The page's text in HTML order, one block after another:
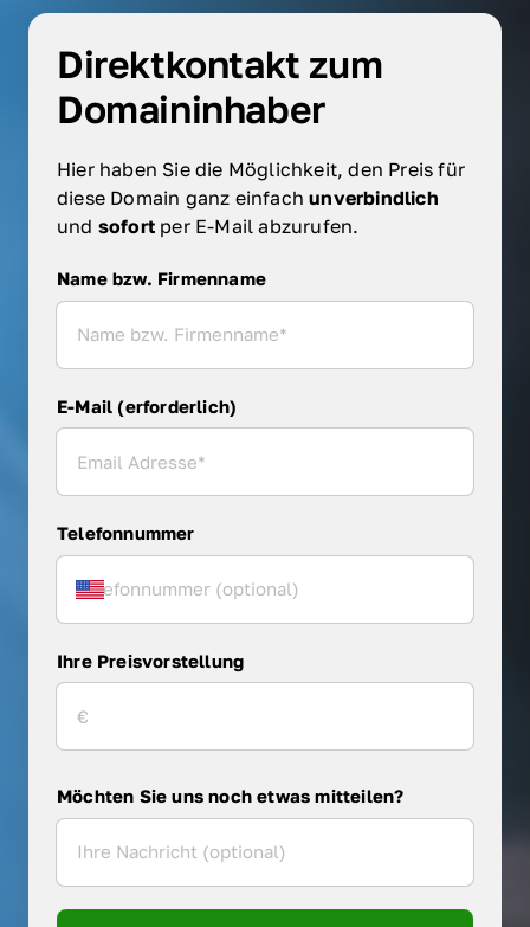
Direktkontakt zum
Domaininhaber
Hier haben Sie die Möglichkeit, den Preis für
diese Domain ganz einfach
und sofort per E-Mail abzurufen.
Name bzw. Firmenname
Name bzw. Firmenname
E-Mail (erforderlich)
Telefonnummer
Ihre Preisvorstellung
Möchten Sie uns noch etwas mitteilen?